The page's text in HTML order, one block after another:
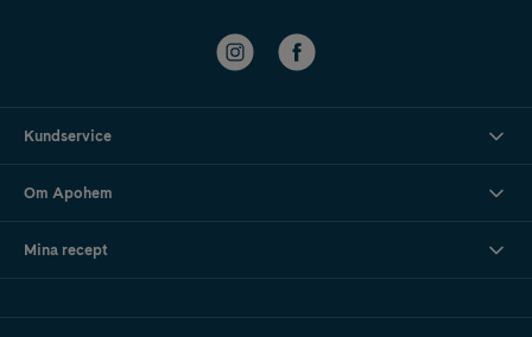
Kundservice
Om Apohem
Mina recept